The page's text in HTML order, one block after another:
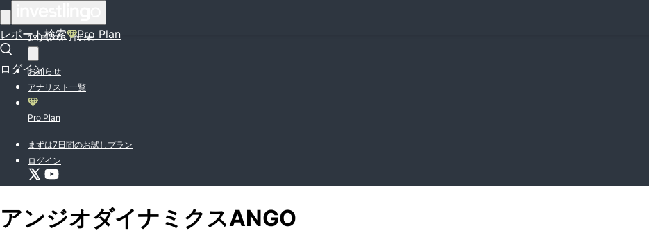
レポート検索 Pro Plan
ログイン
投資入門特集
お知らせ
アナリスト一覧
Pro Plan
まずは7日間のお試しプラン
ログイン
アンジオダイナミクスANGO